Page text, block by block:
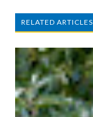
RELATED ARTICLES